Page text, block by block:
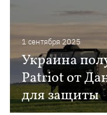
1 сентября 2025
Украина
Patriot от
для защиты